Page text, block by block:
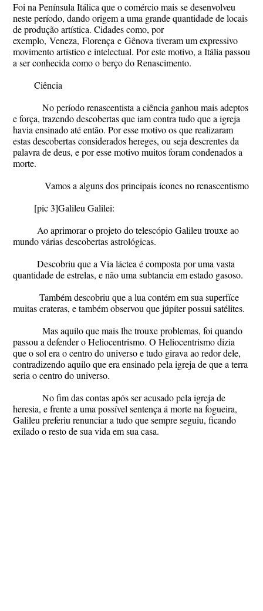
Foi na Península Itálica que o comércio mais se desenvolveu
neste período, dando origem a uma grande quantidade de locais
de produção artística. Cidades como, por
exemplo, Veneza, Florença e Gênova tiveram um expressivo
movimento artístico e intelectual. Por este motivo, a Itália passou
a ser conhecida como o berço do Renascimento.
Ciência
No período renascentista a ciência ganhou mais adeptos
e força, trazendo descobertas que iam contra tudo que a igreja
havia ensinado até então. Por esse motivo os que realizaram
estas descobertas considerados hereges, ou seja descrentes da
palavra de deus, e por esse motivo muitos foram condenados a
morte.
Vamos a alguns dos principais ícones no renascentismo
[pic 3]Galileu Galilei:
Ao aprimorar o projeto do telescópio Galileu trouxe ao
mundo várias descobertas astrológicas.
Descobriu que a Via láctea é composta por uma vasta
quantidade de estrelas, e não uma subtancia em estado gasoso.
Também descobriu que a lua contém em sua superfíce
muitas crateras, e também observou que júpíter possui satélites.
Mas aquilo que mais lhe trouxe problemas, foi quando
passou a defender o Heliocentrismo. O Heliocentrismo dizia
que o sol era o centro do universo e tudo girava ao redor dele,
contradizendo aquilo que era ensinado pela igreja de que a terra
seria o centro do universo.
No fim das contas após ser acusado pela igreja de
heresia, e frente a uma possível sentença á morte na fogueira,
Galileu preferiu renunciar a tudo que sempre seguiu, ficando
exilado o resto de sua vida em sua casa.